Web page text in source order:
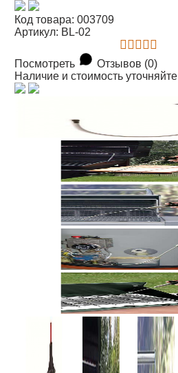
Код товара: 003709
Артикул: BL-02
Посмотреть
Отзывов (0)
Наличие и стоимость уточняйте